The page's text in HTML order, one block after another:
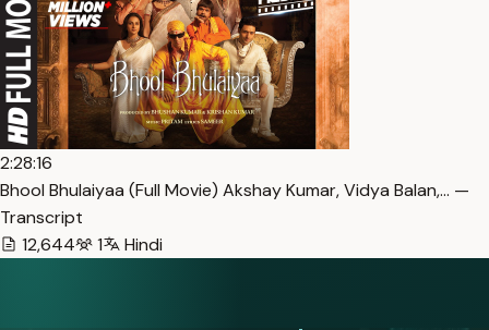
2:28:16
Bhool Bhulaiyaa (Full Movie) Akshay Kumar, Vidya Balan,… —
Transcript
12,644
1 Hindi